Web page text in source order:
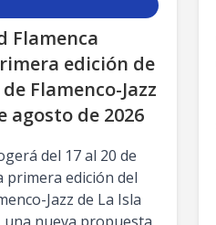
Flamenca
edición de
Flamenco-Jazz
agosto de 2026
del 17 al 20 de
primera edición del
Jazz de La Isla
una nueva propuesta